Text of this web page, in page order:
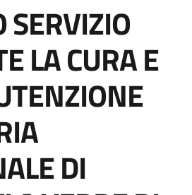
SERVIZIO
LA CURA E
DI